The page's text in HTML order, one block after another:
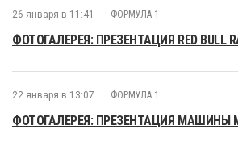
26 января в 11:41 ФОРМУЛА 1
ФОТОГАЛЕРЕЯ: ПРЕЗЕНТАЦИЯ RED BULL
22 января в 13:07 ФОРМУЛА 1
ФОТОГАЛЕРЕЯ: ПРЕЗЕНТАЦИЯ МАШИНЫ